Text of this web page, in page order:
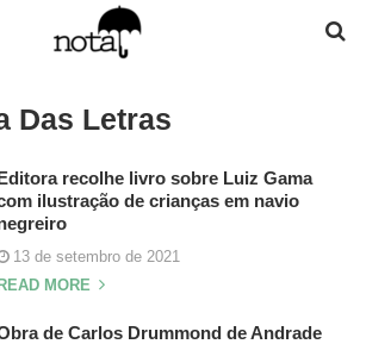
Das Letras
recolhe livro sobre Luiz Gama
ilustração de crianças em navio
13 de setembro de 2021
READ MORE
de Carlos Drummond de Andrade